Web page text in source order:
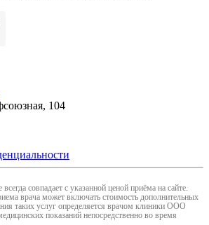
104
совпадает с указанной ценой приёма на сайте.
врача может включать стоимость дополнительных
таких услуг определяется врачом клиники ООО
показаний непосредственно во время